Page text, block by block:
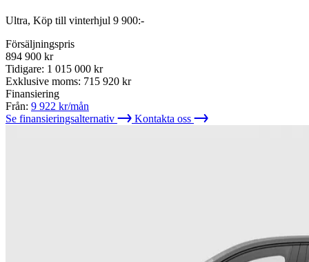
Ultra, Köp till vinterhjul 9 900:-
Försäljningspris
894 900 kr
Tidigare: 1 015 000 kr
Exklusive moms: 715 920 kr
Finansiering
Från: 9 922 kr/mån
Se finansieringsalternativ
Kontakta oss